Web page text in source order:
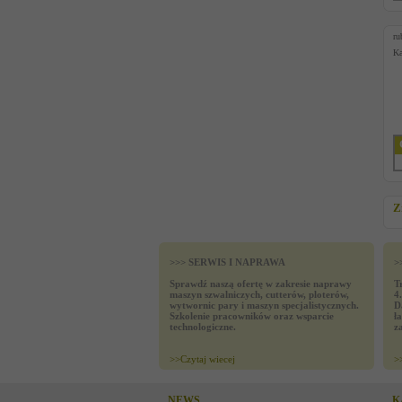
>>> SERWIS I NAPRAWA
Sprawdź naszą ofertę w zakresie naprawy
maszyn szwalniczych, cutterów, ploterów,
wytwornic pary i maszyn specjalistycznych.
Szkolenie pracowników oraz wsparcie
technologiczne.
>>Czytaj wiecej